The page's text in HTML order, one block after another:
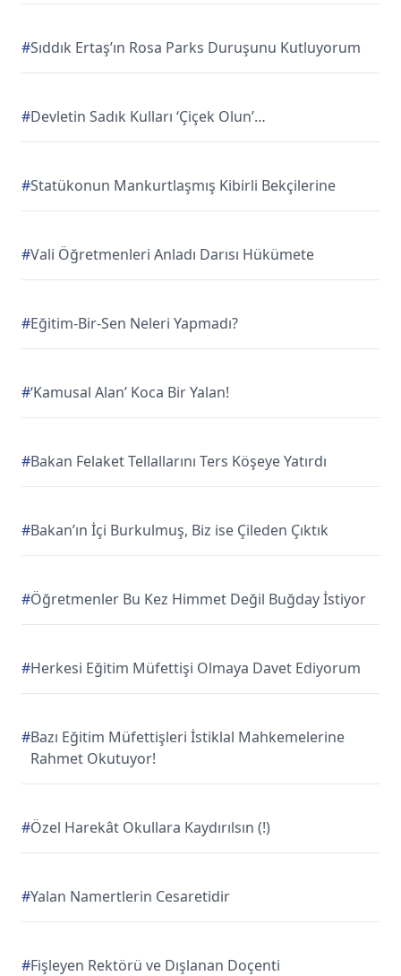
#Sıddık Ertaş’ın Rosa Parks Duruşunu Kutluyorum
#Devletin Sadık Kulları ‘Çiçek Olun’…
#Statükonun Mankurtlaşmış Kibirli Bekçilerine
#Vali Öğretmenleri Anladı Darısı Hükümete
#Eğitim-Bir-Sen Neleri Yapmadı?
#‘Kamusal Alan’ Koca Bir Yalan!
#Bakan Felaket Tellallarını Ters Köşeye Yatırdı
#Bakan’ın İçi Burkulmuş, Biz ise Çileden Çıktık
#Öğretmenler Bu Kez Himmet Değil Buğday İstiyor
#Herkesi Eğitim Müfettişi Olmaya Davet Ediyorum
#Bazı Eğitim Müfettişleri İstiklal Mahkemelerine
Rahmet Okutuyor!
#Özel Harekât Okullara Kaydırılsın (!)
#Yalan Namertlerin Cesaretidir
#Fişleyen Rektörü ve Dışlanan Doçenti